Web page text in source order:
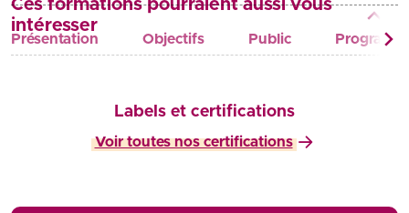
Présentation Objectifs Public
Ces formations pourraient aussi vous
intéresser
Labels et certifications
Voir toutes nos certifications